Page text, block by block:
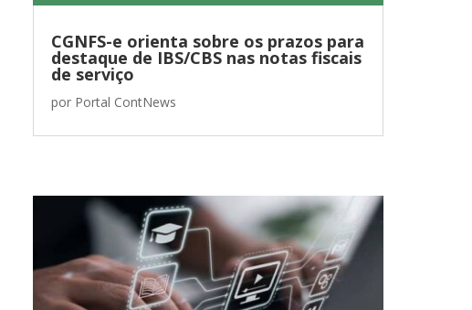
CGNFS-e orienta sobre os prazos para
destaque de IBS/CBS nas notas fiscais
de serviço
por Portal ContNews